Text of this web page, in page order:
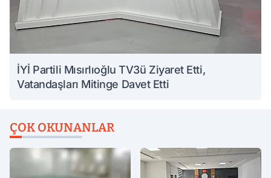
İYİ Partili Mısırlıoğlu TV3ü Ziyaret Etti,
Vatandaşları Mitinge Davet Etti
ÇOK OKUNANLAR